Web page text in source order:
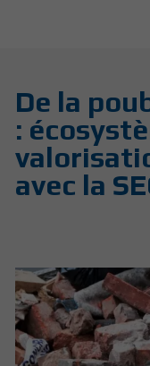
De la
:
avec la